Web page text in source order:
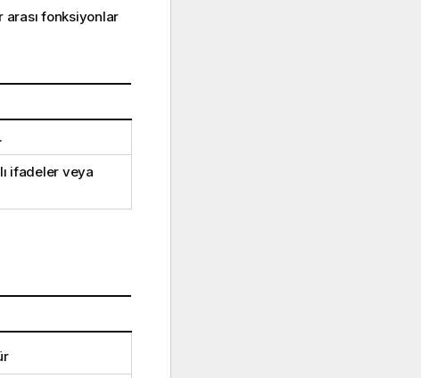
arası fonksiyonlar
ifadeler veya